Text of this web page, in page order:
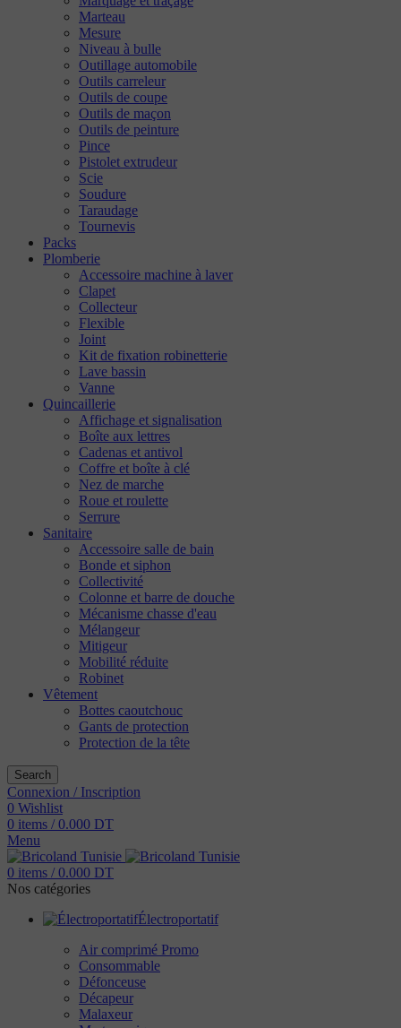
Marteau
Mesure
Niveau à bulle
Outillage automobile
Outils carreleur
Outils de coupe
Outils de maçon
Outils de peinture
Pince
Pistolet extrudeur
Scie
Soudure
Taraudage
Tournevis
Packs
Plomberie
Accessoire machine à laver
Clapet
Collecteur
Flexible
Joint
Kit de fixation robinetterie
Lave bassin
Vanne
Quincaillerie
Affichage et signalisation
Boîte aux lettres
Cadenas et antivol
Coffre et boîte à clé
Nez de marche
Roue et roulette
Serrure
Sanitaire
Accessoire salle de bain
Bonde et siphon
Collectivité
Colonne et barre de douche
Mécanisme chasse d'eau
Mélangeur
Mitigeur
Mobilité réduite
Robinet
Vêtement
Bottes caoutchouc
Gants de protection
Protection de la tête
Search
Connexion / Inscription
0 Wishlist
0 items / 0.000 DT
Menu
0 items / 0.000 DT
Nos catégories
Électroportatif
Air comprimé Promo
Consommable
Défonceuse
Décapeur
Malaxeur